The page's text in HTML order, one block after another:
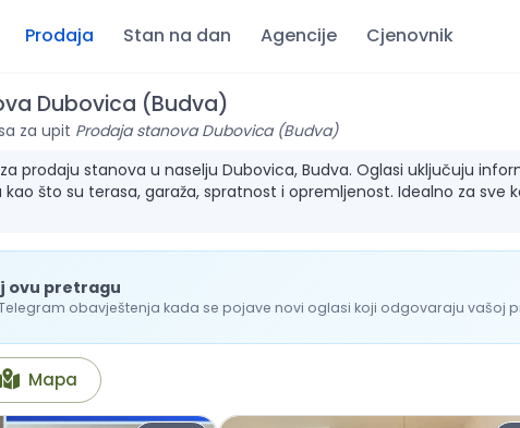
Prodaja Stan na dan Agencije Cjenovnik
Dubovica (Budva)
za upit Prodaja stanova Dubovica (Budva)
prodaju stanova u naselju Dubovica, Budva. Oglasi uključuju
što su terasa, garaža, spratnost i opremljenost. Idealno za sve
ovu pretragu
obavještenja kada se pojave novi oglasi koji odgovaraju vašoj
Mapa